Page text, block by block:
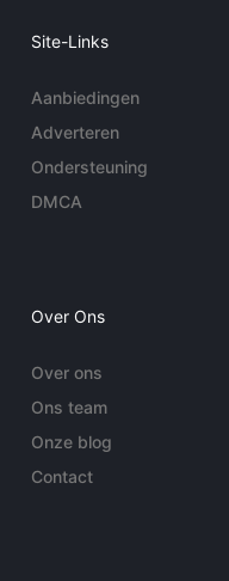
Site-Links
Aanbiedingen
Adverteren
Ondersteuning
DMCA
Over Ons
Over ons
Ons team
Onze blog
Contact